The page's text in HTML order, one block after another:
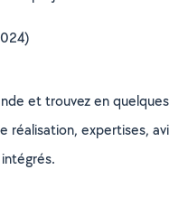
et trouvez en
expertises,